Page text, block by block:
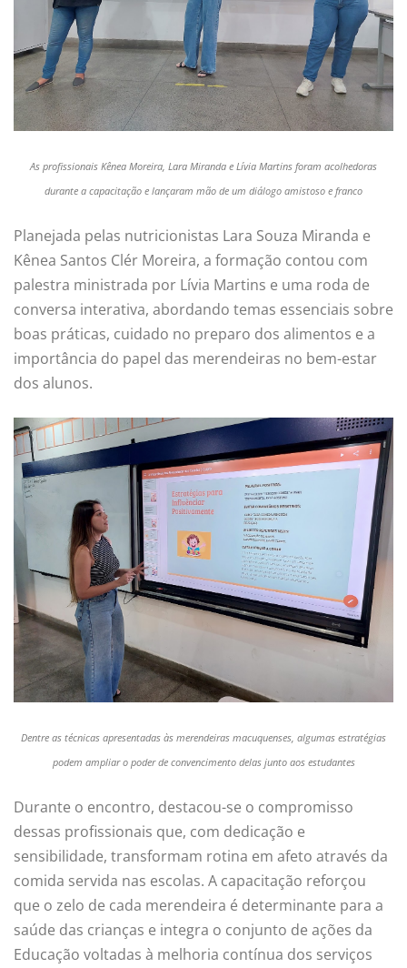
As profissionais Kênea Moreira, Lara Miranda e Lívia Martins foram acolhedoras
durante a capacitação e lançaram mão de um diálogo amistoso e franco
Planejada pelas nutricionistas Lara Souza Miranda e
Kênea Santos Clér Moreira, a formação contou com
palestra ministrada por Lívia Martins e uma roda de
conversa interativa, abordando temas essenciais sobre
boas práticas, cuidado no preparo dos alimentos e a
importância do papel das merendeiras no bem-estar
dos alunos.
Dentre as técnicas apresentadas às merendeiras macuquenses, algumas estratégias
podem ampliar o poder de convencimento delas junto aos estudantes
Durante o encontro, destacou-se o compromisso
dessas profissionais que, com dedicação e
sensibilidade, transformam rotina em afeto através da
comida servida nas escolas. A capacitação reforçou
que o zelo de cada merendeira é determinante para a
saúde das crianças e integra o conjunto de ações da
Educação voltadas à melhoria contínua dos serviços